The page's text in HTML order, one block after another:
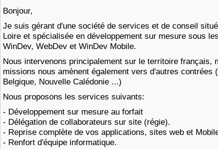
Bonjour,
Je suis gérant d'une société de services et de conseil
Loire et spécialisée en développement sur mesure sous
WinDev, WebDev et WinDev Mobile.
Nous intervenons principalement sur le territoire français,
missions nous amènent également vers d'autres contrées
Belgique, Nouvelle Calédonie ...)
Nous proposons les services suivants:
- Développement sur mesure au forfait
- Délégation de collaborateurs sur site (régie).
- Reprise complète de vos applications, sites web et
- Renfort d'équipe informatique.